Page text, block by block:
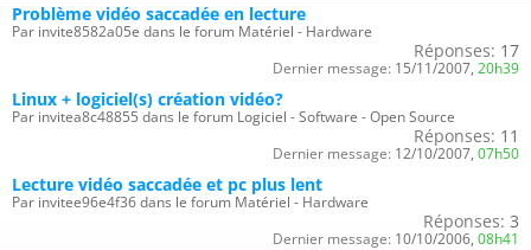
Problème vidéo saccadée en lecture
Par invite8582a05e dans le forum Matériel - Hardware
Réponses: 17
Dernier message: 15/11/2007, 20h39
Linux + logiciel(s) création vidéo?
Par invitea8c48855 dans le forum Logiciel - Software - Open Source
Réponses: 11
Dernier message: 12/10/2007, 07h50
Lecture vidéo saccadée et pc plus lent
Par invitee96e4f36 dans le forum Matériel - Hardware
Réponses: 3
Dernier message: 10/10/2006, 08h41